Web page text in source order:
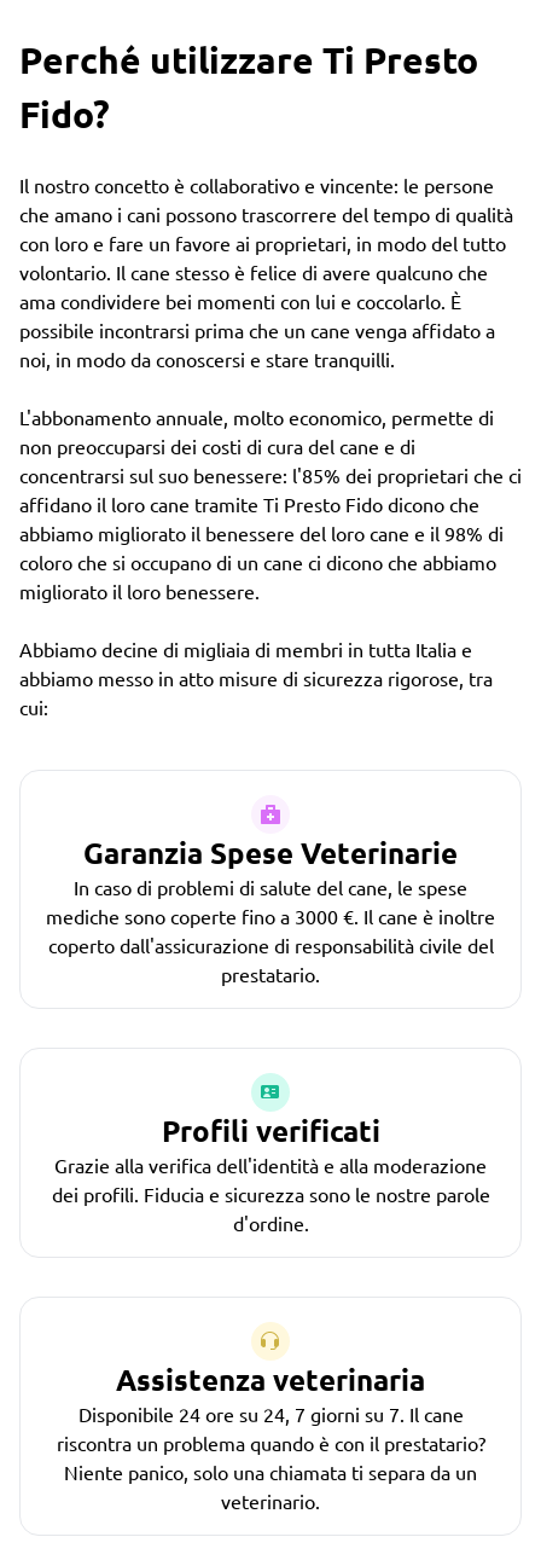
Perché utilizzare Ti Presto
Fido?
Il nostro concetto è collaborativo e vincente: le persone
che amano i cani possono trascorrere del tempo di qualità
con loro e fare un favore ai proprietari, in modo del tutto
volontario. Il cane stesso è felice di avere qualcuno che
ama condividere bei momenti con lui e coccolarlo. È
possibile incontrarsi prima che un cane venga affidato a
noi, in modo da conoscersi e stare tranquilli.
L'abbonamento annuale, molto economico, permette di
non preoccuparsi dei costi di cura del cane e di
concentrarsi sul suo benessere: l'85% dei proprietari che ci
affidano il loro cane tramite Ti Presto Fido dicono che
abbiamo migliorato il benessere del loro cane e il 98% di
coloro che si occupano di un cane ci dicono che abbiamo
migliorato il loro benessere.
Abbiamo decine di migliaia di membri in tutta Italia e
abbiamo messo in atto misure di sicurezza rigorose, tra
cui:
Garanzia Spese Veterinarie
In caso di problemi di salute del cane, le spese
mediche sono coperte fino a 3000 €. Il cane è inoltre
coperto dall'assicurazione di responsabilità civile del
prestatario.
Profili verificati
Grazie alla verifica dell'identità e alla moderazione
dei profili. Fiducia e sicurezza sono le nostre parole
d'ordine.
Assistenza veterinaria
Disponibile 24 ore su 24, 7 giorni su 7. Il cane
riscontra un problema quando è con il prestatario?
Niente panico, solo una chiamata ti separa da un
veterinario.